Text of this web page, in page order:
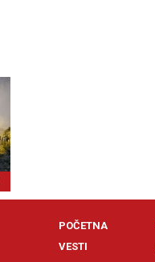
POČETNA
VESTI